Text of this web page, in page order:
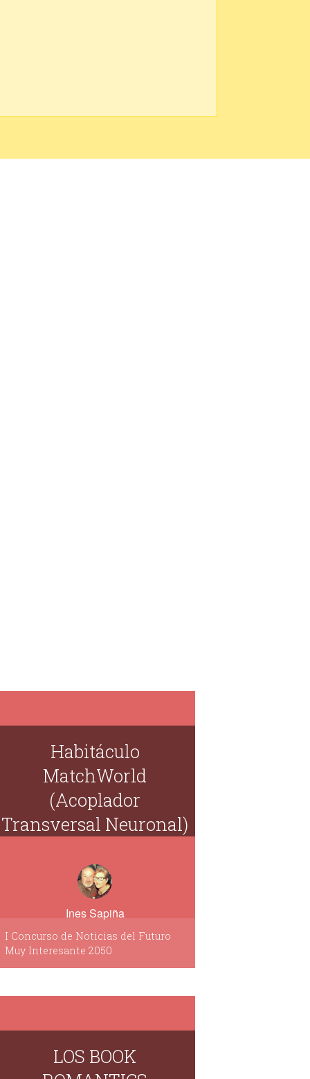
Habitáculo
MatchWorld
(Acoplador
Transversal Neuronal)
Ines Sapiña
I Concurso de Noticias del Futuro
Muy Interesante 2050
LOS BOOK